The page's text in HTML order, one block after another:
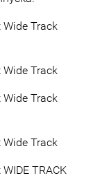
Wide Track
Wide Track
Wide Track
Wide Track
TRACK